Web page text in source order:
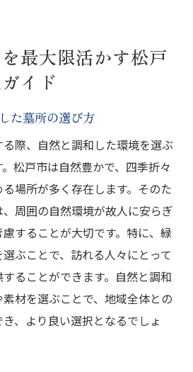
最大限活かす松戸
イド
た墓所の選び方
際、自然と調和した環境を選ぶ
松戸市は自然豊かで、四季折々
場所が多く存在します。そのた
周囲の自然環境が故人に安らぎ
することが大切です。特に、緑
ぶことで、訪れる人々にとって
ることができます。自然と調和
材を選ぶことで、地域全体との
、より良い選択となるでしょ